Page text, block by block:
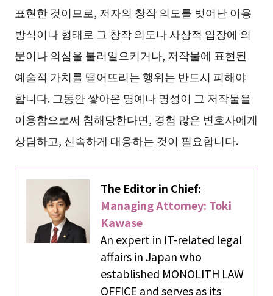
표현한 것이므로, 저자의 창작 의도를 벗어난 이용
방식이나 형태로 그 창작 의도나 사상적 입장에 의
문이나 의심을 불러일으키거나, 저작물에 표현된
예술적 가치를 떨어뜨리는 행위는 반드시 피해야
합니다. 그동안 쌓아온 명예나 명성이 그 저작물을
이용함으로써 침해당한다면, 경험 많은 변호사에게
상담하고, 신속하게 대응하는 것이 필요합니다.
The Editor in Chief:
Managing Attorney: Toki
Kawase
An expert in IT-related legal
affairs in Japan who
established MONOLITH LAW
OFFICE and serves as its